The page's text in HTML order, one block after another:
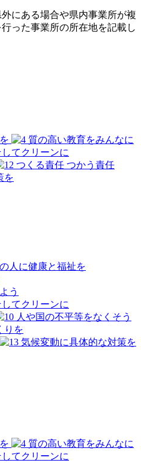
にある場合や県内事業所が複
った事業所の所在地を記載し